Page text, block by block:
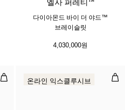
​​엘사 퍼레티™
다이아몬드 바이 더 야드™
브레이슬릿
4,030,000원
다이아몬드 바이 더 야드™ 싱글 다
다
온라인 익스클루시브